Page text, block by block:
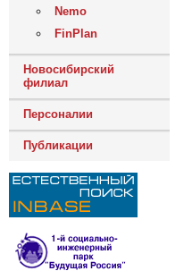
Nemo
FinPlan
Новосибирский
филиал
Персоналии
Публикации